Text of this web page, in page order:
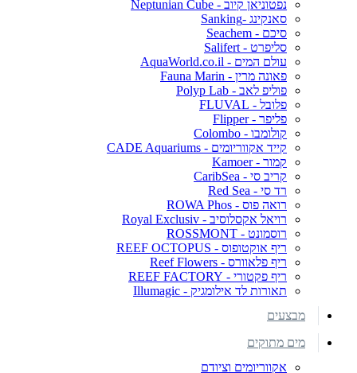
נפטוניאן קיוב - Neptunian Cube
סאנקינג -Sanking
סיכם - Seachem
סליפרט - Salifert
עולם המים - AquaWorld.co.il
פאונה מרין - Fauna Marin
פוליפ לאב - Polyp Lab
פלובל - FLUVAL
פליפר - Flipper
קולומבו - Colombo
קייד אקווריומים - CADE Aquariums
קמור - Kamoer
קריב סי - CaribSea
רד סי - Red Sea
רואה פוס - ROWA Phos
רויאל אקסלוסיב - Royal Exclusiv
רוסמונט - ROSSMONT
ריף אוקטופוס - REEF OCTOPUS
ריף פלאוורס - Reef Flowers
ריף פקטורי - REEF FACTORY
תאורות לד אילומגיק - Illumagic
מבצעים
מים מתוקים
אקווריומים וציודם